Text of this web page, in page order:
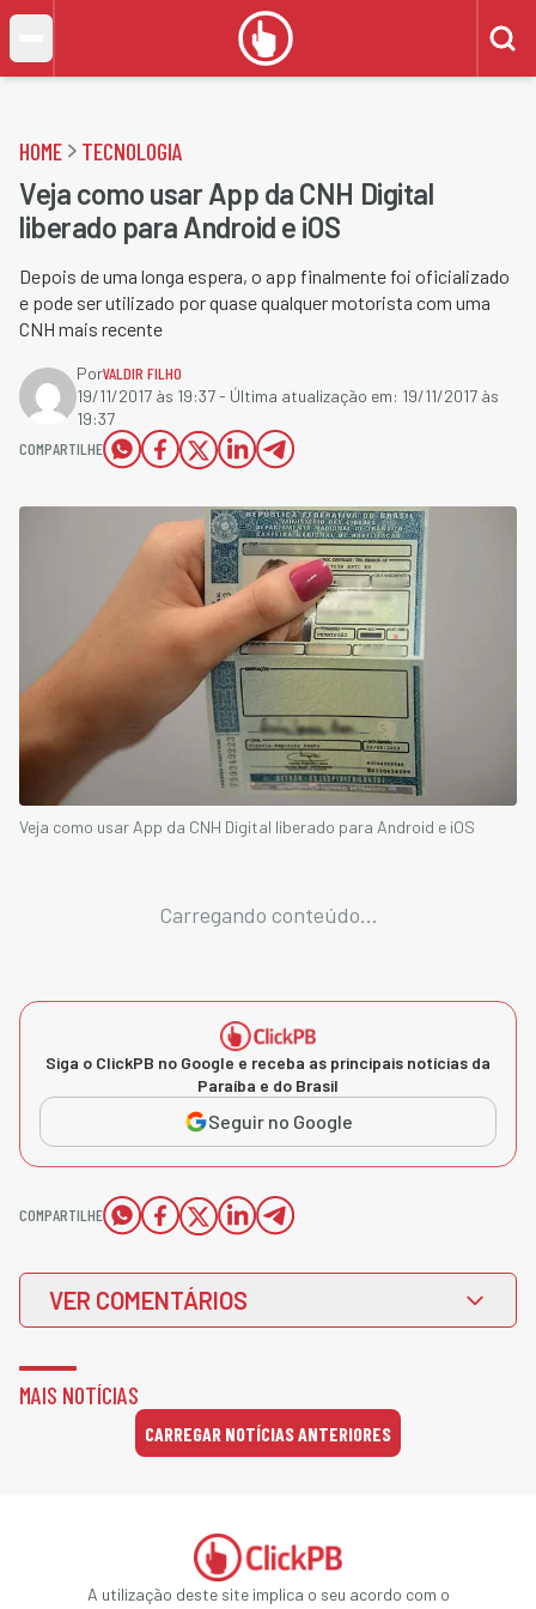
HOME TECNOLOGIA
Veja como usar App da CNH Digital
liberado para Android e iOS
Depois de uma longa espera, o app finalmente foi oficializado
e pode ser utilizado por quase qualquer motorista com uma
CNH mais recente
PorVALDIR FILHO
19/11/2017 às 19:37- Última atualização em: 19/11/2017 às
19:37
COMPARTILHE
Veja como usar App da CNH Digital liberado para Android e iOS
Carregando conteúdo...
Siga o ClickPB no Google e receba as principais notícias da
Paraíba e do Brasil
Seguir no Google
COMPARTILHE
VER COMENTÁRIOS
MAIS NOTÍCIAS
CARREGAR NOTÍCIAS ANTERIORES
A utilização deste site implica o seu acordo com o